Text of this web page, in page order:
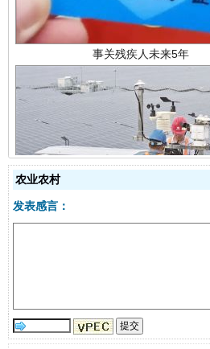
规模最大的光氢储一体化项
农业农村
发表感言：